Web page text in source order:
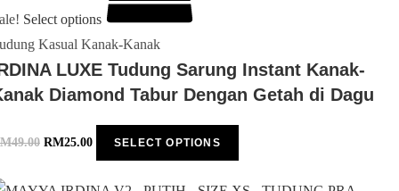
Select options
Kasual Kanak-Kanak
LUXE Tudung Sarung Instant Kanak-
Diamond Tabur Dengan Getah di Dagu
49.00 RM25.00 SELECT OPTIONS